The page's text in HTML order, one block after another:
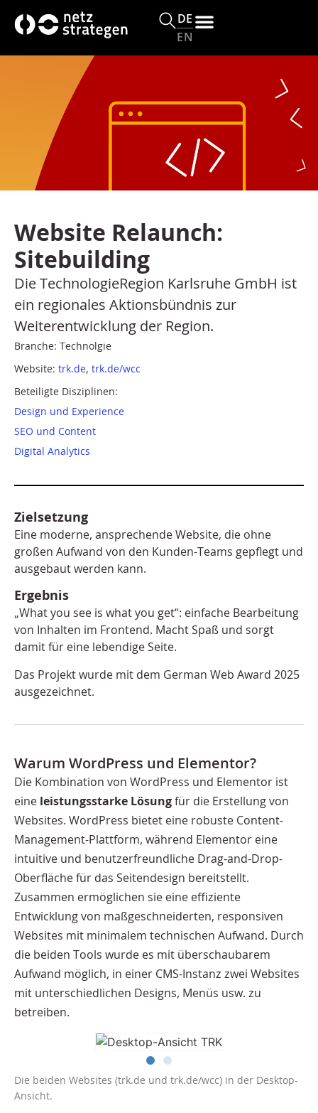
n
DE
EN
Website Relaunch:
Sitebuilding
Die TechnologieRegion Karlsruhe GmbH ist
ein regionales Aktionsbündnis zur
Weiterentwicklung der Region.
Branche: Technolgie
Website: trk.de, trk.de/wcc
Beteiligte Disziplinen:
Design und Experience
SEO und Content
Digital Analytics
Zielsetzung
Eine moderne, ansprechende Website, die ohne
großen Aufwand von den Kunden-Teams gepflegt und
ausgebaut werden kann.
Ergebnis
„What you see is what you get“: einfache Bearbeitung
von Inhalten im Frontend. Macht Spaß und sorgt
damit für eine lebendige Seite.
Das Projekt wurde mit dem German Web Award 2025
ausgezeichnet.
Warum WordPress und Elementor?
Die Kombination von WordPress und Elementor ist
eine leistungsstarke Lösungfür die Erstellung von
Websites. WordPress bietet eine robuste Content-
Management-Plattform, während Elementor eine
intuitive und benutzerfreundliche Drag-and-Drop-
Oberfläche für das Seitendesign bereitstellt.
Zusammen ermöglichen sie eine effiziente
Entwicklung von maßgeschneiderten, responsiven
Websites mit minimalem technischen Aufwand. Durch
die beiden Tools wurde es mit überschaubarem
Aufwand möglich, in einer CMS-Instanz zwei Websites
mit unterschiedlichen Designs, Menüs usw. zu
betreiben.
Die beiden Websites (trk.de und trk.de/wcc) in der Desktop-
Ansicht.